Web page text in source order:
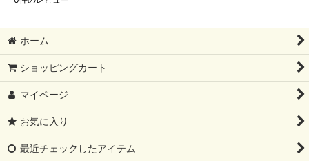
ホーム
ショッピングカート
マイページ
お気に入り
最近チェックしたアイテム